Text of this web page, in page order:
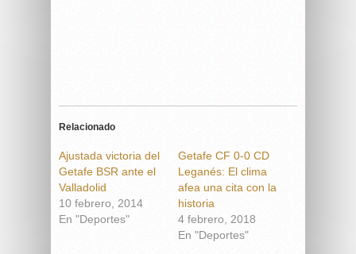
Relacionado
Ajustada victoria del
Getafe BSR ante el
Valladolid
10 febrero, 2014
En "Deportes"
Getafe CF 0-0 CD
Leganés: El clima
afea una cita con la
historia
4 febrero, 2018
En "Deportes"